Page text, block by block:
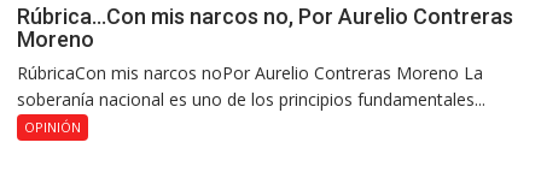
Rúbrica…Con mis narcos no, Por Aurelio Contreras
Moreno
RúbricaCon mis narcos noPor Aurelio Contreras Moreno La
soberanía nacional es uno de los principios fundamentales...
OPINIÓN